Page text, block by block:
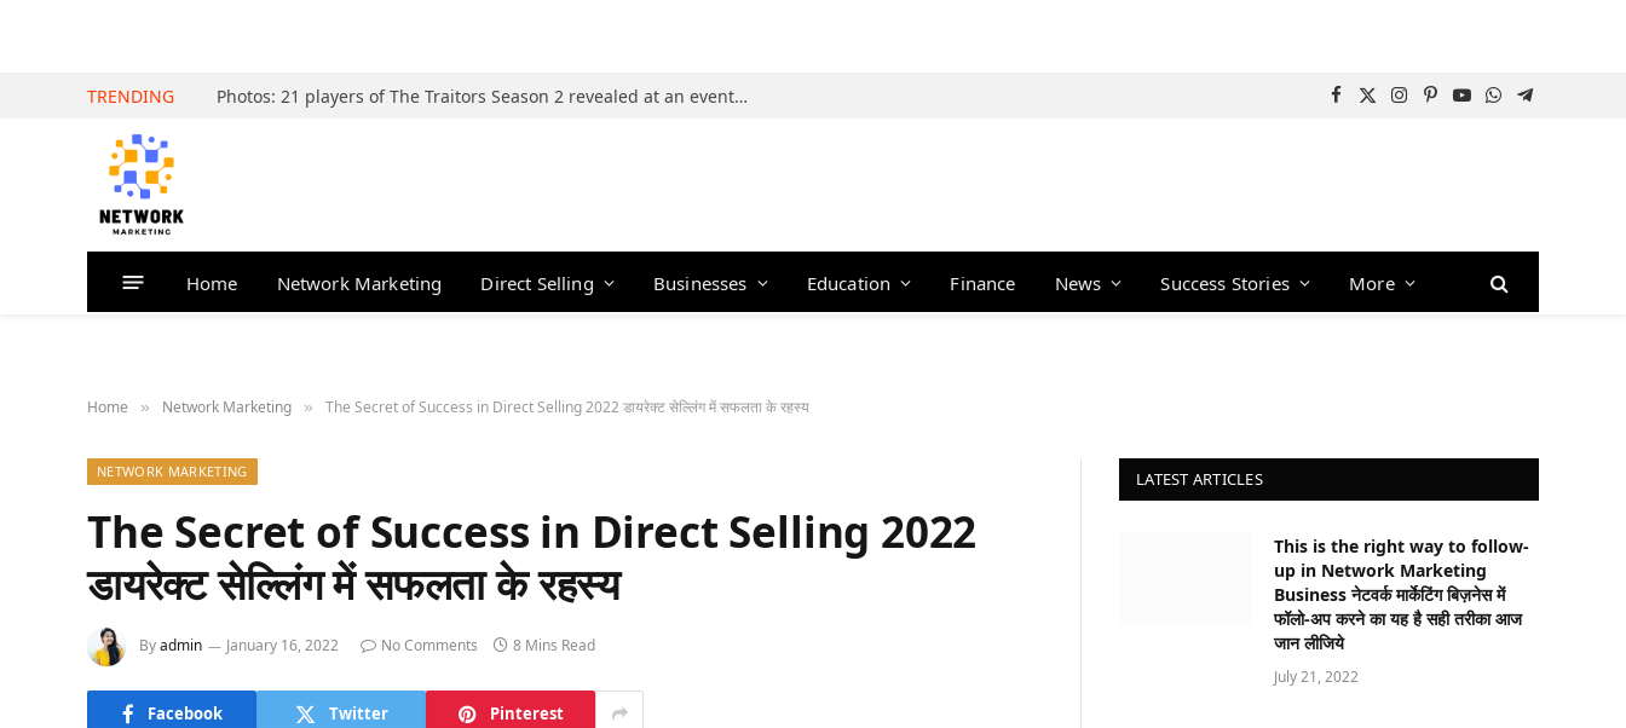
TRENDING Photos: 21 players of The Traitors Season 2 revealed at an event in Mumbai Facebook
X
Instagram
Pinterest
YouTube
WhatsApp
Telegram
Home Network Marketing Direct Selling Businesses Education Finance News Success Stories More
Home » Network Marketing » The Secret of Success in Direct Selling 2022 डायरेक्ट सेल्लिंग में सफलता के रहस्य
NETWORK MARKETING
The Secret of Success in Direct Selling 2022
डायरेक्ट सेल्लिंग में सफलता के रहस्य
Byadmin January 16, 2022 No Comments 8 Mins Read
Facebook Twitter Pinterest
LATEST ARTICLES
This is the right way to follow-
up in Network Marketing
Business नेटवर्क मार्केटिंग बिज़नेस में
फॉलो-अप करने का यह है सही तरीका आज
जान लीजिये
July 21, 2022